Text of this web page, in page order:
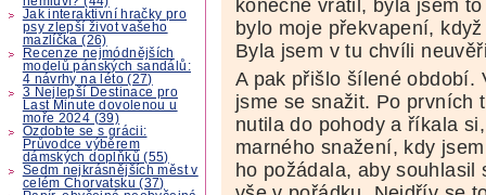
Jak interaktivní hračky pro
psy zlepší život vašeho
mazlíčka (26)
Recenze nejmódnějších
modelů pánských sandálů:
4 návrhy na léto (27)
3 Nejlepší Destinace pro
Last Minute dovolenou u
moře 2024 (39)
Ozdobte se s grácii:
Průvodce výběrem
dámských doplňků (55)
Sedm nejkrásnějších měst v
celém Chorvatsku (37)
konečně vrátil, byla jsem
bylo moje překvapení,
Byla jsem v tu chvíli
A pak přišlo šílené období.
jsme se snažit. Po prvních
nutila do pohody a říkala
marného snažení, kdy
ho požádala, aby